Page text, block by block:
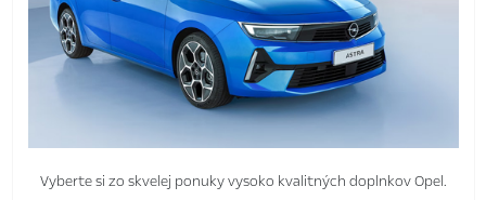
Vyberte si zo skvelej ponuky vysoko kvalitných doplnkov Opel.